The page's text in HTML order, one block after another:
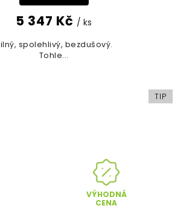
5 347 Kč / ks
spolehlivý, bezdušový.
Tohle...
VÝHODNÁ
CENA
TIP